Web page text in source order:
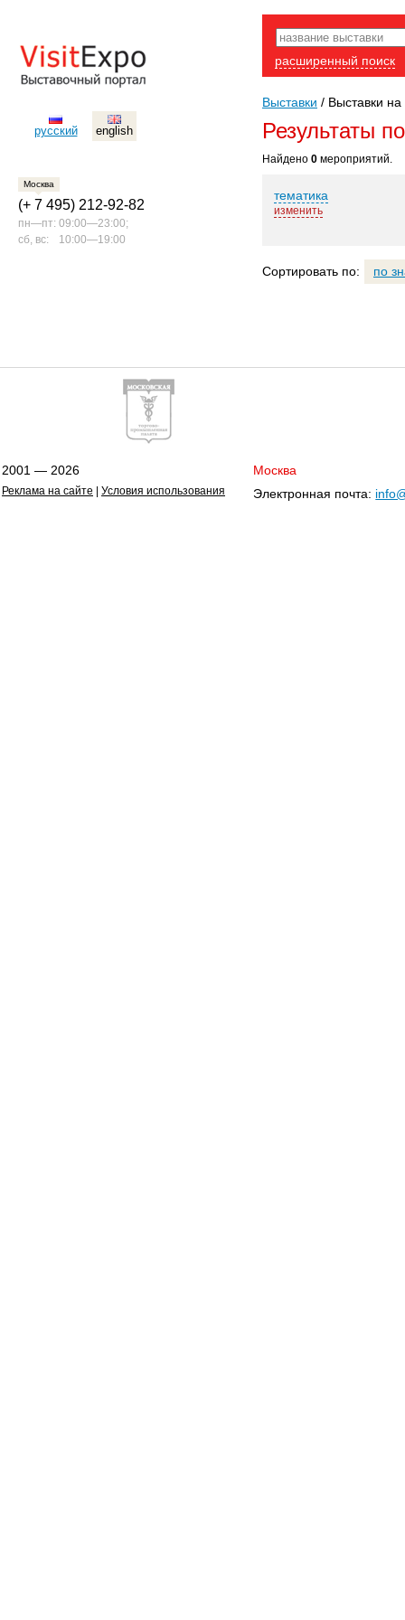
русский english
Москва
(+ 7 495) 212-92-82
пн—пт: 09:00—23:00;
сб, вс:
10:00—19:00
расширенный поиск
Выставки / Выставки на
Результаты
Найдено 0 мероприятий.
тематика
изменить
Сортировать по: по
2001 — 2026
Реклама на сайте Условия использования
Москва
Электронная почта: